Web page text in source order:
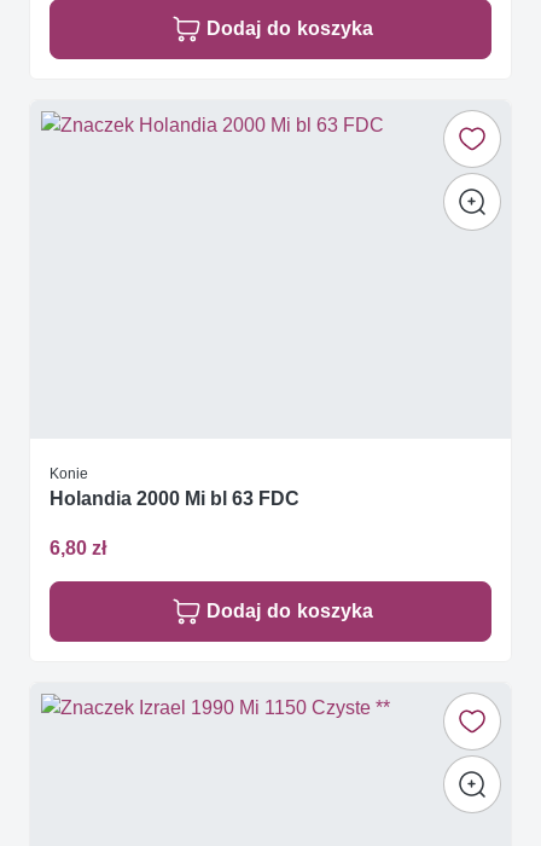
Dodaj do koszyka
Konie
Holandia 2000 Mi bl 63 FDC
6,80 zł
Dodaj do koszyka